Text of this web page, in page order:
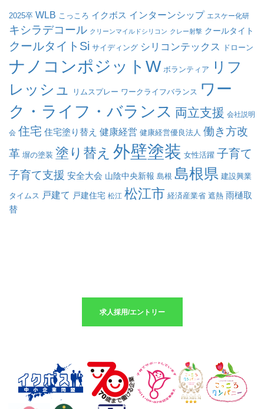
2025卒 WLB こっころ イクボス インターンシップ エスケー化研
キシラデコール クリーンマイルドシリコン クレー射撃 クールタイト
クールタイトSi サイディング シリコンテックス ドローン
ナノコンポジットW ボランティア
リフ
レッシュ
リムスプレー ワークライフバランス ワー
ク・ライフ・バランス 両立支援 会社説明
会 住宅 住宅塗り替え 健康経営 健康経営優良法人 働き方改
革 塀の塗装 塗り替え 外壁塗装 女性活躍 子育て
子育て支援 安全大会 山陰中央新報 島根 島根県 建設興業
タイムス 戸建て 戸建住宅 松江 松江市 経済産業省 遮熱 雨樋取
替
求人採用/エントリー